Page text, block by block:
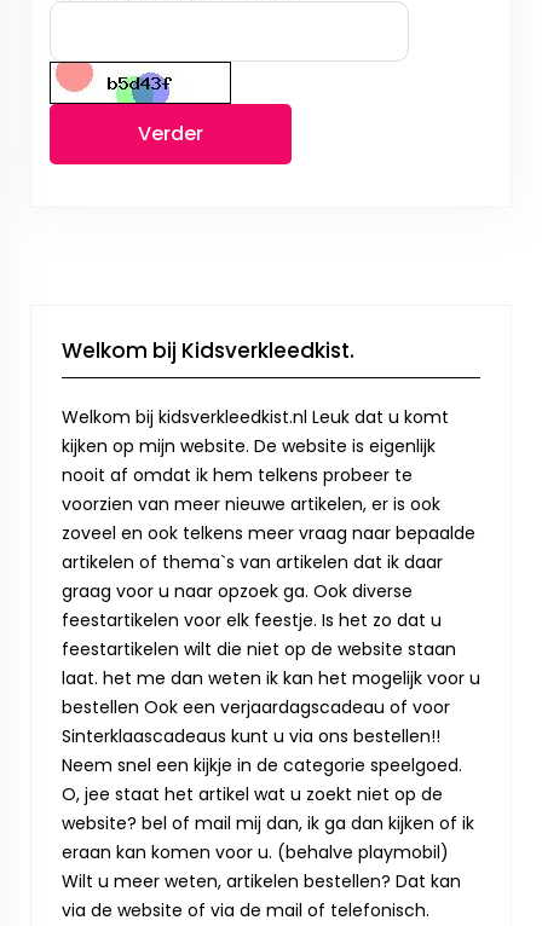
Verder
Welkom bij Kidsverkleedkist.
Welkom bij kidsverkleedkist.nl Leuk dat u komt
kijken op mijn website. De website is eigenlijk
nooit af omdat ik hem telkens probeer te
voorzien van meer nieuwe artikelen, er is ook
zoveel en ook telkens meer vraag naar bepaalde
artikelen of thema`s van artikelen dat ik daar
graag voor u naar opzoek ga. Ook diverse
feestartikelen voor elk feestje. Is het zo dat u
feestartikelen wilt die niet op de website staan
laat. het me dan weten ik kan het mogelijk voor u
bestellen Ook een verjaardagscadeau of voor
Sinterklaascadeaus kunt u via ons bestellen!!
Neem snel een kijkje in de categorie speelgoed.
O, jee staat het artikel wat u zoekt niet op de
website? bel of mail mij dan, ik ga dan kijken of ik
eraan kan komen voor u. (behalve playmobil)
Wilt u meer weten, artikelen bestellen? Dat kan
via de website of via de mail of telefonisch.